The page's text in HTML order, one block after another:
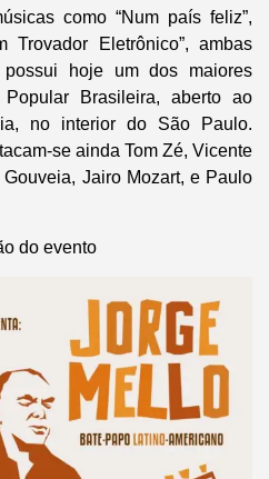
como “Num país feliz”,
Trovador Eletrônico”, ambas
hoje um dos maiores
Brasileira, aberto ao
no interior do São Paulo.
se ainda Tom Zé, Vicente
Jairo Mozart, e Paulo
do evento